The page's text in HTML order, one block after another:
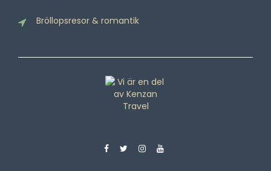
Bröllopsresor & romantik